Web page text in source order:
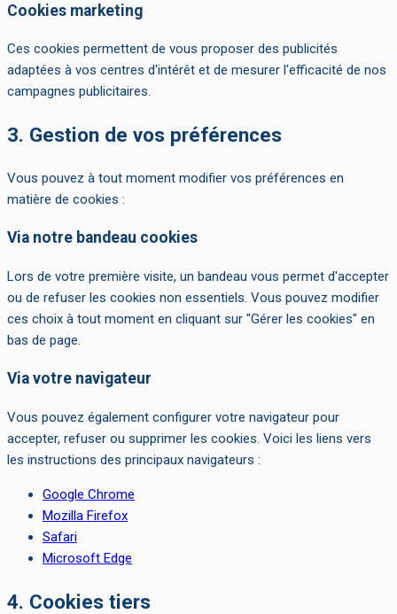
Cookies marketing
Ces cookies permettent de vous proposer des publicités
adaptées à vos centres d'intérêt et de mesurer l'efficacité de nos
campagnes publicitaires.
3. Gestion de vos préférences
Vous pouvez à tout moment modifier vos préférences en
matière de cookies :
Via notre bandeau cookies
Lors de votre première visite, un bandeau vous permet d'accepter
ou de refuser les cookies non essentiels. Vous pouvez modifier
ces choix à tout moment en cliquant sur "Gérer les cookies" en
bas de page.
Via votre navigateur
Vous pouvez également configurer votre navigateur pour
accepter, refuser ou supprimer les cookies. Voici les liens vers
les instructions des principaux navigateurs :
Google Chrome
Mozilla Firefox
Safari
Microsoft Edge
4. Cookies tiers